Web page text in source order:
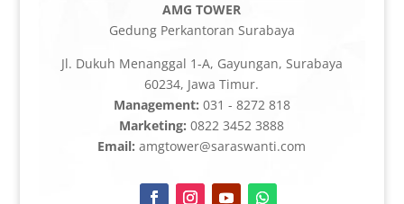
AMG TOWER
Gedung Perkantoran Surabaya
Jl. Dukuh Menanggal 1-A, Gayungan, Surabaya
60234, Jawa Timur.
Management: 031 - 8272 818
Marketing: 0822 3452 3888
Email: amgtower@saraswanti.com